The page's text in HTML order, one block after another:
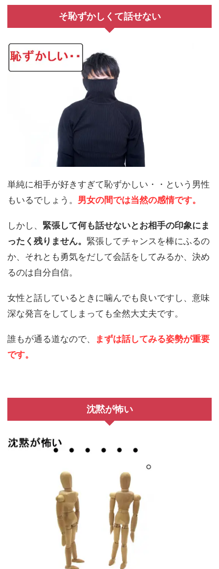
そ恥ずかしくて話せない
単純に相手が好きすぎて恥ずかしい・・という男性
もいるでしょう。 男女の間では当然の感情です。
しかし、 緊張して何も話せないとお相手の印象にま
ったく残りません。 緊張してチャンスを棒にふるの
か、それとも勇気をだして会話をしてみるか、決め
るのは自分自信。
女性と話しているときに噛んでも良いですし、意味
深な発言をしてしまっても全然大丈夫です。
誰もが通る道なので、
まずは話してみる姿勢が重要
です。
沈黙が怖い